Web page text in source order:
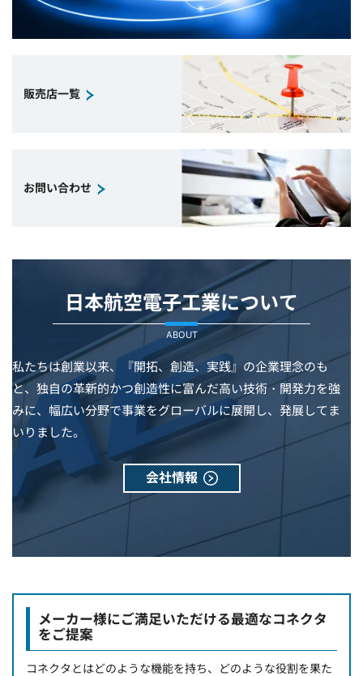
販売店一覧
お問い合わせ
日本航空電子工業について
ABOUT
私たちは創業以来、『開拓、創造、実践』の企業理念のも
と、独自の革新的かつ創造性に富んだ高い技術・開発力を強
みに、幅広い分野で事業をグローバルに展開し、発展してま
いりました。
会社情報
メーカー様にご満足いただける最適なコネクタ
をご提案
コネクタとはどのような機能を持ち、どのような役割を果た